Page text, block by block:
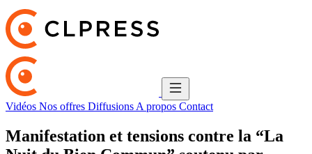
Vidéos Nos offres Diffusions A propos Contact
Manifestation et tensions contre la “La